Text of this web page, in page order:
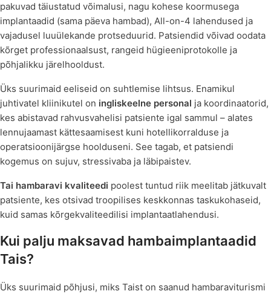
pakuvad täiustatud võimalusi, nagu kohese koormusega
implantaadid (sama päeva hambad), All-on-4 lahendused ja
vajadusel luuülekande protseduurid. Patsiendid võivad oodata
kõrget professionaalsust, rangeid hügieeniprotokolle ja
põhjalikku järelhooldust.
Üks suurimaid eeliseid on suhtlemise lihtsus. Enamikul
juhtivatel kliinikutel on ingliskeelne personal ja koordinaatorid,
kes abistavad rahvusvahelisi patsiente igal sammul – alates
lennujaamast kättesaamisest kuni hotellikorralduse ja
operatsioonijärgse hoolduseni. See tagab, et patsiendi
kogemus on sujuv, stressivaba ja läbipaistev.
Tai hambaravi kvaliteedi poolest tuntud riik meelitab jätkuvalt
patsiente, kes otsivad troopilises keskkonnas taskukohaseid,
kuid samas kõrgekvaliteedilisi implantaatlahendusi.
Kui palju maksavad hambaimplantaadid
Tais?
Üks suurimaid põhjusi, miks Taist on saanud hambaraviturismi